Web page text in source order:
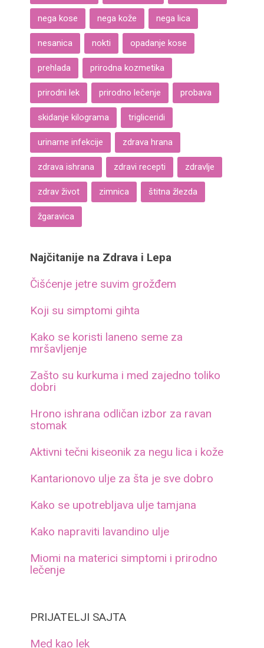
nega kose nega kože nega lica
nesanica nokti opadanje kose
prehlada prirodna kozmetika
prirodni lek prirodno lečenje probava
skidanje kilograma trigliceridi
urinarne infekcije zdrava hrana
zdrava ishrana zdravi recepti zdravlje
zdrav život zimnica štitna žlezda
žgaravica
Najčitanije na Zdrava i Lepa
Čišćenje jetre suvim grožđem
Koji su simptomi gihta
Kako se koristi laneno seme za
mršavljenje
Zašto su kurkuma i med zajedno toliko
dobri
Hrono ishrana odličan izbor za ravan
stomak
Aktivni tečni kiseonik za negu lica i kože
Kantarionovo ulje za šta je sve dobro
Kako se upotrebljava ulje tamjana
Kako napraviti lavandino ulje
Miomi na materici simptomi i prirodno
lečenje
PRIJATELJI SAJTA
Med kao lek